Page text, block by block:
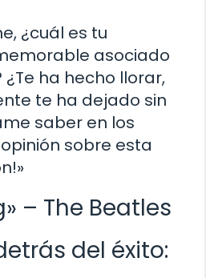
¿cuál es tu
asociado
ha hecho llorar,
te ha dejado sin
saber en los
sobre esta
– The Beatles
del éxito: